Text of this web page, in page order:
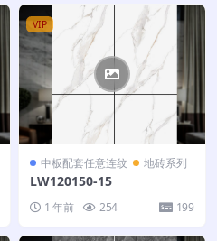
VIP
中板配套任意连纹 地砖系列
LW120150-15
1 年前 254 199